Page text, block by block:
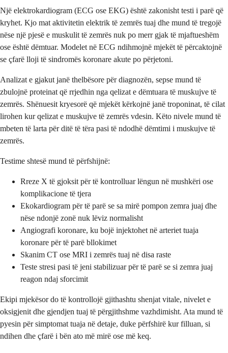
Një elektrokardiogram (ECG ose EKG) është zakonisht testi i parë që
kryhet. Kjo mat aktivitetin elektrik të zemrës tuaj dhe mund të tregojë
nëse një pjesë e muskulit të zemrës nuk po merr gjak të mjaftueshëm
ose është dëmtuar. Modelet në ECG ndihmojnë mjekët të përcaktojnë
se çfarë lloji të sindromës koronare akute po përjetoni.
Analizat e gjakut janë thelbësore për diagnozën, sepse mund të
zbulojnë proteinat që rrjedhin nga qelizat e dëmtuara të muskujve të
zemrës. Shënuesit kryesorë që mjekët kërkojnë janë troponinat, të cilat
lirohen kur qelizat e muskujve të zemrës vdesin. Këto nivele mund të
mbeten të larta për ditë të tëra pasi të ndodhë dëmtimi i muskujve të
zemrës.
Testime shtesë mund të përfshijnë:
Rreze X të gjoksit për të kontrolluar lëngun në mushkëri ose
komplikacione të tjera
Ekokardiogram për të parë se sa mirë pompon zemra juaj dhe
nëse ndonjë zonë nuk lëviz normalisht
Angiografi koronare, ku bojë injektohet në arteriet tuaja
koronare për të parë bllokimet
Skanim CT ose MRI i zemrës tuaj në disa raste
Teste stresi pasi të jeni stabilizuar për të parë se si zemra juaj
reagon ndaj sforcimit
Ekipi mjekësor do të kontrollojë gjithashtu shenjat vitale, nivelet e
oksigjenit dhe gjendjen tuaj të përgjithshme vazhdimisht. Ata mund të
pyesin për simptomat tuaja në detaje, duke përfshirë kur filluan, si
ndihen dhe çfarë i bën ato më mirë ose më keq.